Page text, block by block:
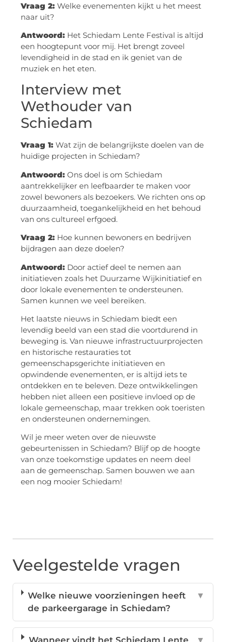
Vraag 2: Welke evenementen kijkt u het meest
naar uit?
Antwoord: Het Schiedam Lente Festival is altijd
een hoogtepunt voor mij. Het brengt zoveel
levendigheid in de stad en ik geniet van de
muziek en het eten.
Interview met
Wethouder van
Schiedam
Vraag 1: Wat zijn de belangrijkste doelen van de
huidige projecten in Schiedam?
Antwoord: Ons doel is om Schiedam
aantrekkelijker en leefbaarder te maken voor
zowel bewoners als bezoekers. We richten ons op
duurzaamheid, toegankelijkheid en het behoud
van ons cultureel erfgoed.
Vraag 2: Hoe kunnen bewoners en bedrijven
bijdragen aan deze doelen?
Antwoord: Door actief deel te nemen aan
initiatieven zoals het Duurzame Wijkinitiatief en
door lokale evenementen te ondersteunen.
Samen kunnen we veel bereiken.
Het laatste nieuws in Schiedam biedt een
levendig beeld van een stad die voortdurend in
beweging is. Van nieuwe infrastructuurprojecten
en historische restauraties tot
gemeenschapsgerichte initiatieven en
opwindende evenementen, er is altijd iets te
ontdekken en te beleven. Deze ontwikkelingen
hebben niet alleen een positieve invloed op de
lokale gemeenschap, maar trekken ook toeristen
en ondersteunen ondernemingen.
Wil je meer weten over de nieuwste
gebeurtenissen in Schiedam? Blijf op de hoogte
van onze toekomstige updates en neem deel
aan de gemeenschap. Samen bouwen we aan
een nog mooier Schiedam!
Veelgestelde vragen
Welke nieuwe voorzieningen heeft
de parkeergarage in Schiedam?
▼